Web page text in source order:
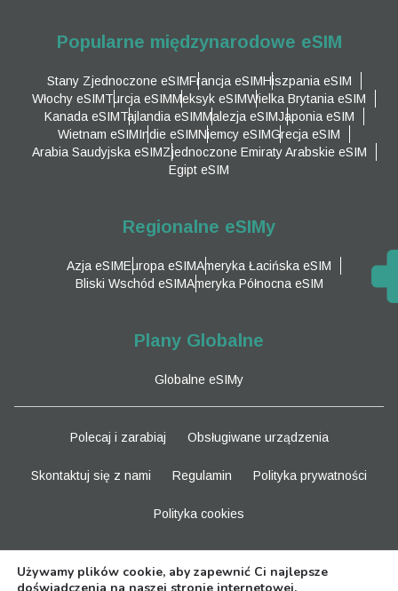
Popularne międzynarodowe eSIM
Stany Zjednoczone eSIMFrancja eSIMHiszpania eSIM
Włochy eSIMTurcja eSIMMeksyk eSIMWielka Brytania eSIM
Kanada eSIMTajlandia eSIMMalezja eSIMJaponia eSIM
Wietnam eSIMIndie eSIMNiemcy eSIMGrecja eSIM
Arabia Saudyjska eSIMZjednoczone Emiraty Arabskie eSIM
Egipt eSIM
Regionalne eSIMy
Azja eSIMEuropa eSIMAmeryka Łacińska eSIM
Bliski Wschód eSIMAmeryka Północna eSIM
Plany Globalne
Globalne eSIMy
Polecaj i zarabiaj Obsługiwane urządzenia
Skontaktuj się z nami Regulamin Polityka prywatności
Polityka cookies
Używamy plików cookie, aby zapewnić Ci najlepsze